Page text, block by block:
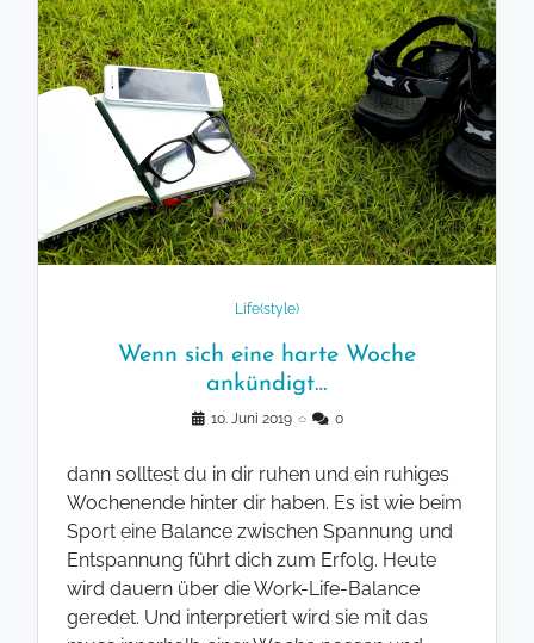
Life(style)
Wenn sich eine harte Woche
ankündigt…
10. Juni 2019 ◌ 0
dann solltest du in dir ruhen und ein ruhiges
Wochenende hinter dir haben. Es ist wie beim
Sport eine Balance zwischen Spannung und
Entspannung führt dich zum Erfolg. Heute
wird dauern über die Work-Life-Balance
geredet. Und interpretiert wird sie mit das